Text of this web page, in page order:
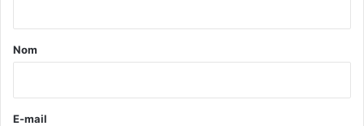
a
e
Nom
E-mail